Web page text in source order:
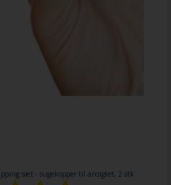
sæt - sugekopper til ansigtet, 2 stk